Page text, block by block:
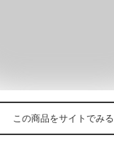
この商品をサイトでみる